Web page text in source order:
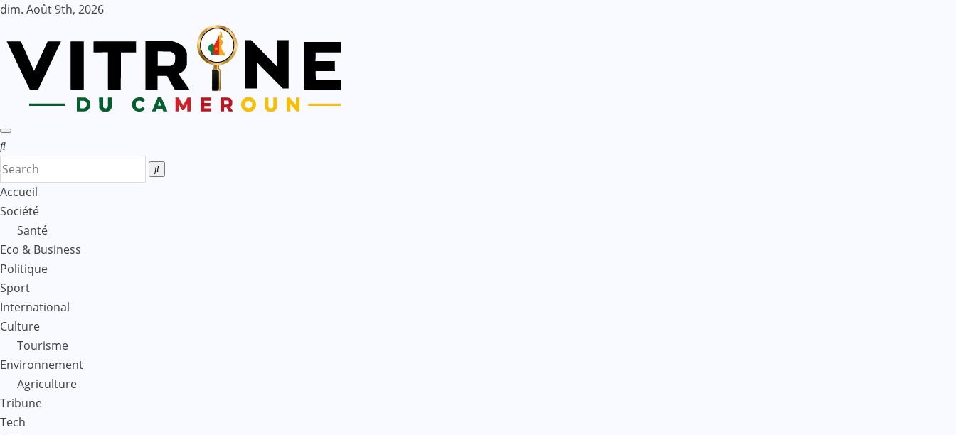
Skip
content
dim. Août 9th, 2026
Accueil
Société
Santé
Eco & Business
Politique
Sport
International
Culture
Tourisme
Environnement
Agriculture
Tribune
Tech